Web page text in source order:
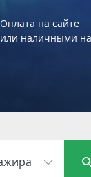
Оплата на сайте
или наличными